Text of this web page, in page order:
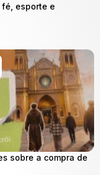
esporte e
sobre a compra de